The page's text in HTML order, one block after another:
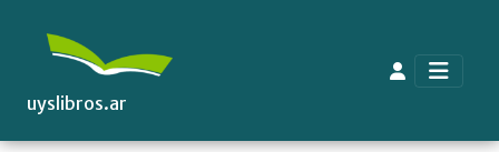
uyslibros.ar